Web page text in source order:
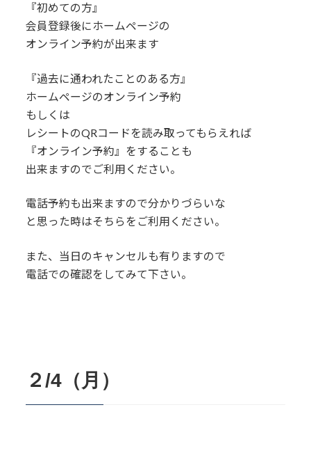
『初めての方』
会員登録後にホームページの
オンライン予約が出来ます
『過去に通われたことのある方』
ホームページのオンライン予約
もしくは
レシートのQRコードを読み取ってもらえれば
『オンライン予約』をすることも
出来ますのでご利用ください。
電話予約も出来ますので分かりづらいな
と思った時はそちらをご利用ください。
また、当日のキャンセルも有りますので
電話での確認をしてみて下さい。
２/4（月）